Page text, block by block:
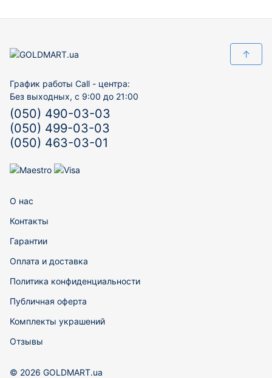
↑
График работы Call - центра:
Без выходных, с 9:00 до 21:00
(050) 490-03-03
(050) 499-03-03
(050) 463-03-01
О нас
Контакты
Гарантии
Оплата и доставка
Политика конфиденциальности
Публичная оферта
Комплекты украшений
Отзывы
© 2026 GOLDMART.ua